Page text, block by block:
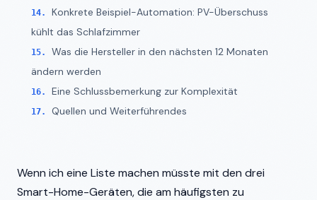
Konkrete Beispiel-Automation: PV-Überschuss
kühlt das Schlafzimmer
Was die Hersteller in den nächsten 12 Monaten
ändern werden
Eine Schlussbemerkung zur Komplexität
Quellen und Weiterführendes
Wenn ich eine Liste machen müsste mit den drei
Smart-Home-Geräten, die am häufigsten zu